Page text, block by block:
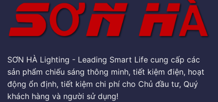
SƠN HÀ Lighting - Leading Smart Life cung cấp các
sản phẩm chiếu sáng thông minh, tiết kiệm điện, hoạt
động ổn định, tiết kiệm chi phí cho Chủ đầu tư, Quý
khách hàng và người sử dụng!